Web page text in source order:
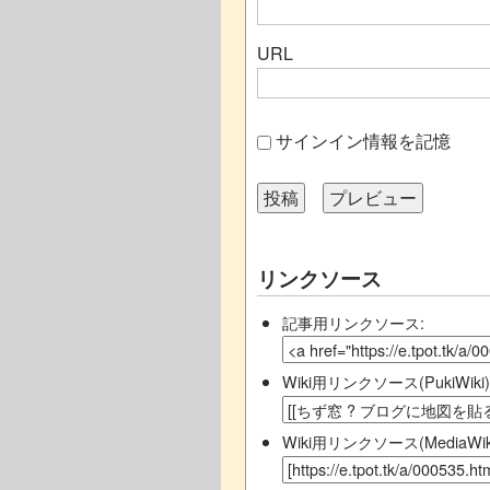
URL
サインイン情報を記憶
リンクソース
記事用リンクソース:
Wiki用リンクソース
Wiki用リンクソース